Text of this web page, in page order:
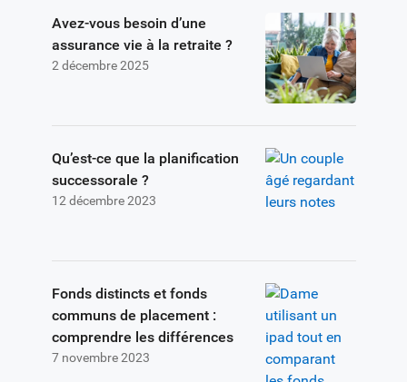
2 décembre 2025
Avez-vous besoin d’une
assurance vie à la retraite ?
12 décembre 2023
Qu’est-ce que la planification
successorale ?
7 novembre 2023
Fonds distincts et fonds
communs de placement :
comprendre les différences